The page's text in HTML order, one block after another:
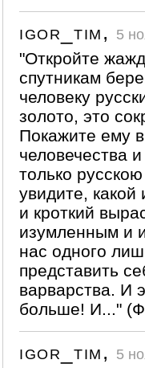
igor_tim, 5
"Откройте
спутникам
человеку
золото, это
Покажите ему
человечества
только
увидите,
и кроткий
изумленным и
нас одного
представить
варварства. И
больше! И..."
igor_tim, 5